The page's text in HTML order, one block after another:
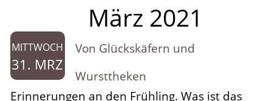
Über das Projekt
Mitmachen
März 2021
MITTWOCH
31. MRZ
Von Glückskäfern und
Wursttheken
Erinnerungen an den Frühling. Was ist das